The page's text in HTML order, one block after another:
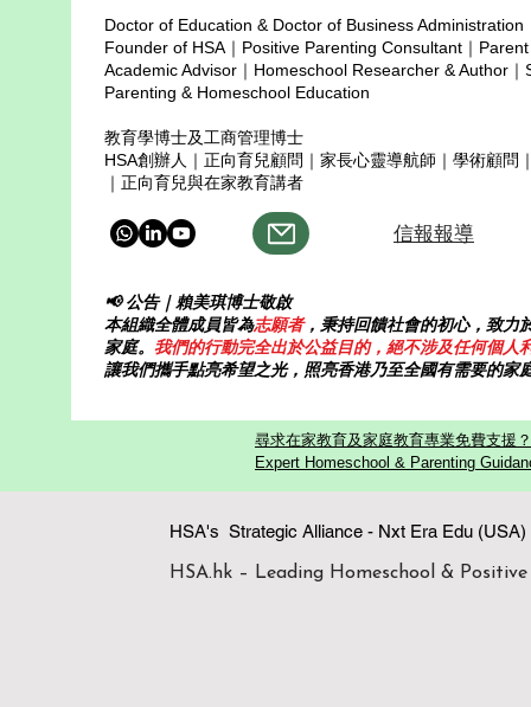
Copyright ©
Doctor of Education & Doctor of Business Administration
Founder of HSA｜Positive Parenting Consultant｜
Academic Advisor｜Homeschool Researcher & Author
Parenting & Homeschool Education
教育學博士及工商管理博士
HSA創辦人｜正向育兒顧問｜家長心靈導航師｜學術顧問
｜正向育兒與在家教育講者
信報報導
📢 公告｜賴美琪博士敬啟
本組織全體成員皆為志願者，秉持回饋社會的初心，致力
家庭。 我們的行動完全出於公益目的，絕不涉及任何個人
讓我們攜手點亮希望之光，照亮香港乃至全國有需要的家
尋求在家教育及家庭教育專業免費支援
Expert Homeschool & Parenting
HSA's Strategic Alliance - Nxt Era Edu
HSA.hk – Leading Homeschool &